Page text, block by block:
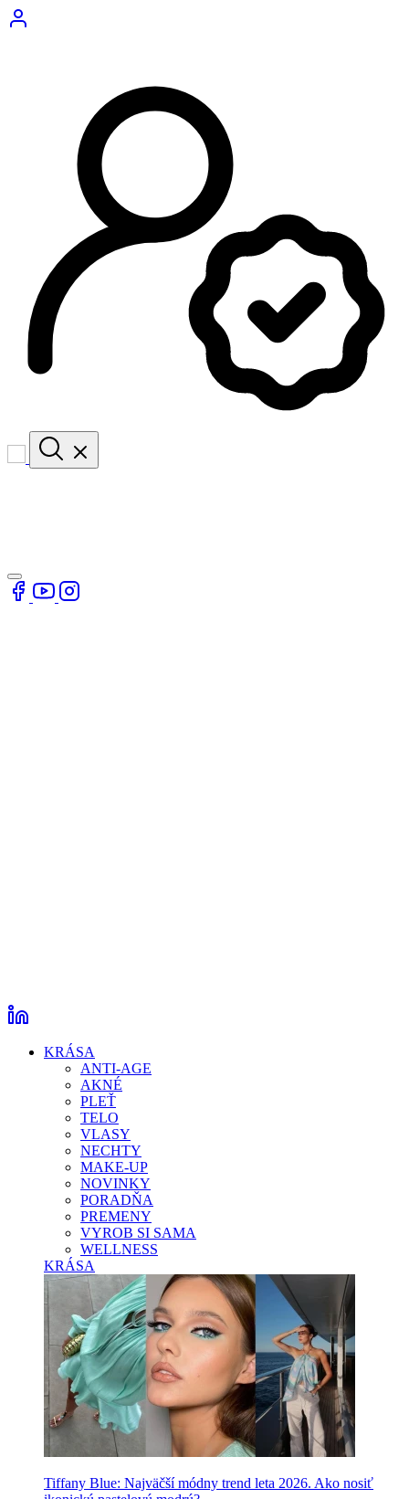
KRÁSA
ANTI-AGE
AKNÉ
PLEŤ
TELO
VLASY
NECHTY
MAKE-UP
NOVINKY
PORADŇA
PREMENY
VYROB SI SAMA
WELLNESS
KRÁSA
Tiffany Blue: Najväčší módny trend leta 2026. Ako nosiť